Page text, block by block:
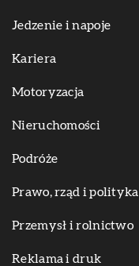
Jedzenie i napoje
Kariera
Motoryzacja
Nieruchomości
Podróże
Prawo, rząd i polityka
Przemysł i rolnictwo
Reklama i druk